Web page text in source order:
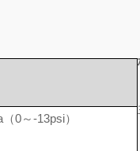
0～-13psi）